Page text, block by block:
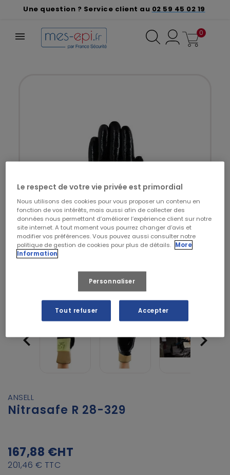
Une question ? Service client au 02 59 45 02 19
0
 
ANSELL
Nitrasafe R 28-329
167,88 €HT
201,46 € TTC
Le respect de votre vie privée est primordial
Nous utilisons des cookies pour vous proposer un contenu en
fonction de vos intérêts, mais aussi afin de collecter des
données nous permettant d’améliorer l’expérience client sur notre
site internet. A tout moment vous pourrez changer d’avis et
modifier vos préférences. Vous pouvez aussi consulter notre
politique de gestion de cookies pour plus de détails.
More
Information
Personnaliser
Tout refuser Accepter